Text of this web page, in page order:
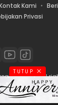
Kami
Privasi
| All
TUTUP